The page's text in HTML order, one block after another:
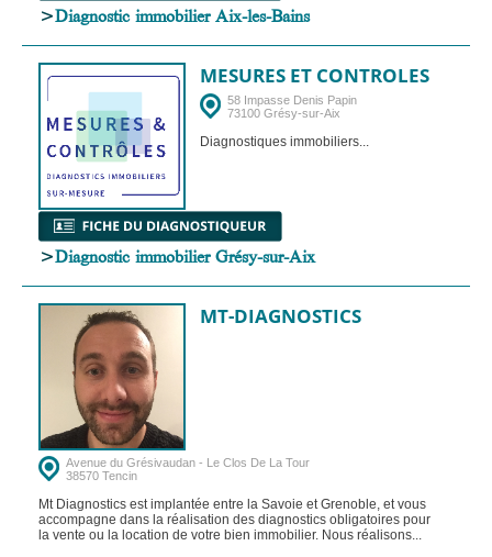
>Diagnostic immobilier Aix-les-Bains
MESURES ET CONTROLES
58 Impasse Denis Papin
73100 Grésy-sur-Aix
Diagnostiques immobiliers...
>Diagnostic immobilier Grésy-sur-Aix
MT-DIAGNOSTICS
Avenue du Grésivaudan - Le Clos De La Tour
38570 Tencin
Mt Diagnostics est implantée entre la Savoie et Grenoble, et vous
accompagne dans la réalisation des diagnostics obligatoires pour
la vente ou la location de votre bien immobilier. Nous réalisons...